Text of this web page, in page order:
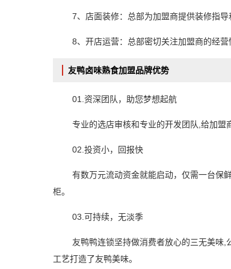
7、店面装修：总部为加盟商提供装修指导
8、开店运营：总部密切关注加盟商的经
友鸭卤味熟食加盟品牌优势
01.资深团队，助您梦想起航
专业的选店审核和专业的开发团队,给加盟
02.投资小，回报快
有数万元流动资金就能启动，仅需一台保
柜。
03. 可持续，无淡季
友鸭鸭连锁坚持做消费者放心的三无美味
工艺打造了友鸭美味。